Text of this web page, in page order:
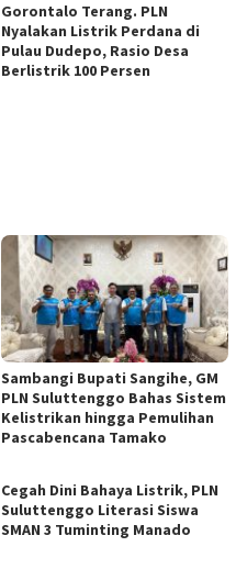
Gorontalo Terang. PLN
Nyalakan Listrik Perdana di
Pulau Dudepo, Rasio Desa
Berlistrik 100 Persen
Sambangi Bupati Sangihe, GM
PLN Suluttenggo Bahas Sistem
Kelistrikan hingga Pemulihan
Pascabencana Tamako
Cegah Dini Bahaya Listrik, PLN
Suluttenggo Literasi Siswa
SMAN 3 Tuminting Manado